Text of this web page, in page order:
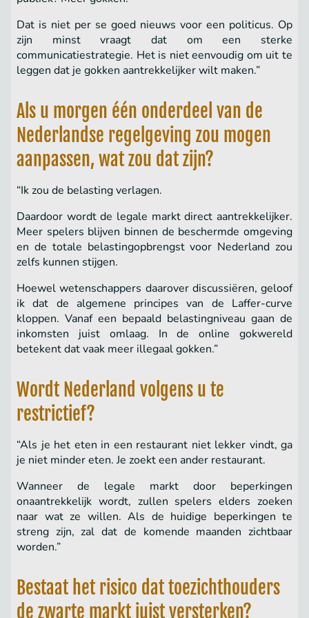
Dat is niet per se goed nieuws voor een politicus. Op
zijn minst vraagt dat om een sterke
communicatiestrategie. Het is niet eenvoudig om uit te
leggen dat je gokken aantrekkelijker wilt maken.”
Als u morgen één onderdeel van de
Nederlandse regelgeving zou mogen
aanpassen, wat zou dat zijn?
“Ik zou de belasting verlagen.
Daardoor wordt de legale markt direct aantrekkelijker.
Meer spelers blijven binnen de beschermde omgeving
en de totale belastingopbrengst voor Nederland zou
zelfs kunnen stijgen.
Hoewel wetenschappers daarover discussiëren, geloof
ik dat de algemene principes van de Laffer-curve
kloppen. Vanaf een bepaald belastingniveau gaan de
inkomsten juist omlaag. In de online gokwereld
betekent dat vaak meer illegaal gokken.”
Wordt Nederland volgens u te
restrictief?
“Als je het eten in een restaurant niet lekker vindt, ga
je niet minder eten. Je zoekt een ander restaurant.
Wanneer de legale markt door beperkingen
onaantrekkelijk wordt, zullen spelers elders zoeken
naar wat ze willen. Als de huidige beperkingen te
streng zijn, zal dat de komende maanden zichtbaar
worden.”
Bestaat het risico dat toezichthouders
de zwarte markt juist versterken?